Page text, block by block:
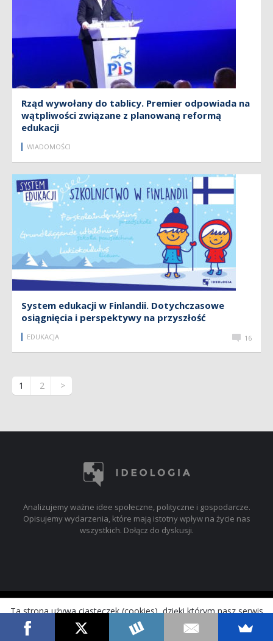
Rząd wywołany do tablicy. Premier odpowiada na
wątpliwości związane z planowaną reformą
edukacji
WIADOMOŚCI
System edukacji w Finlandii. Dotychczasowe
osiągnięcia i perspektywy na przyszłość
EDUKACJA 16
1 2 >
Analizujemy ważne idee społeczne, polityczne i gospodarcze.
Opisujemy wydarzenia, które mają istotny wpływ na życie nas
wszystkich. Dołącz do dyskusji.
© 2017-2019 ideologia.pl
Ta strona używa ciasteczek (cookies), dzięki którym nasz serwis
może działać lepiej.
Akceptuj